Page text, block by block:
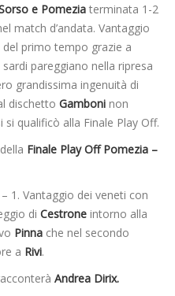
e Pomezia terminata 1-2
match d’andata. Vantaggio
primo tempo grazie a
pareggiano nella ripresa
grandissima ingenuità di
dischetto Gamboni non
si qualificò alla Finale Play Off.
Finale Play Off Pomezia –
1. Vantaggio dei veneti con
di Cestrone intorno alla
Pinna che nel secondo
a Rivi.
Andrea Dirix.